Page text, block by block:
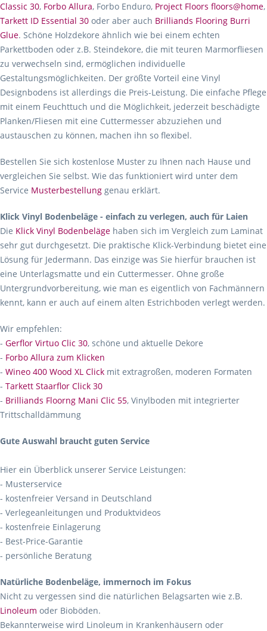
Classic 30, Forbo Allura, Forbo Enduro, Project Floors floors@home,
Tarkett ID Essential 30 oder aber auch Brilliands Flooring Burri
Glue. Schöne Holzdekore ähnlich wie bei einem echten
Parkettboden oder z.B. Steindekore, die mit teuren Marmorfliesen
zu verwechseln sind, ermöglichen individuelle
Gestaltungsmöglichkeiten. Der größte Vorteil eine Vinyl
Designbodens ist allerdings die Preis-Leistung. Die einfache Pflege
mit einem Feuchttuch und die Möglichkeit, jederzeit beschädigte
Planken/Fliesen mit eine Cuttermesser abzuziehen und
austauschen zu können, machen ihn so flexibel.
Bestellen Sie sich kostenlose Muster zu Ihnen nach Hause und
vergleichen Sie selbst. Wie das funktioniert wird unter dem
Service Musterbestellung genau erklärt.
Klick Vinyl Bodenbeläge - einfach zu verlegen, auch für Laien
Die Klick Vinyl Bodenbeläge haben sich im Vergleich zum Laminat
sehr gut durchgesetzt. Die praktische Klick-Verbindung bietet eine
Lösung für Jedermann. Das einzige was Sie hierfür brauchen ist
eine Unterlagsmatte und ein Cuttermesser. Ohne große
Untergrundvorbereitung, wie man es eigentlich von Fachmännern
kennt, kann er auch auf einem alten Estrichboden verlegt werden.
Wir empfehlen:
- Gerflor Virtuo Clic 30, schöne und aktuelle Dekore
- Forbo Allura zum Klicken
- Wineo 400 Wood XL Click mit extragroßen, moderen Formaten
- Tarkett Staarflor Click 30
- Brilliands Floorng Mani Clic 55, Vinylboden mit integrierter
Trittschalldämmung
Gute Auswahl braucht guten Service
Hier ein Überblick unserer Service Leistungen:
- Musterservice
- kostenfreier Versand in Deutschland
- Verlegeanleitungen und Produktvideos
- kostenfreie Einlagerung
- Best-Price-Garantie
- persönliche Beratung
Natürliche Bodenbeläge, immernoch im Fokus
Nicht zu vergessen sind die natürlichen Belagsarten wie z.B.
Linoleum oder Bioböden.
Bekannterweise wird Linoleum in Krankenhäusern oder